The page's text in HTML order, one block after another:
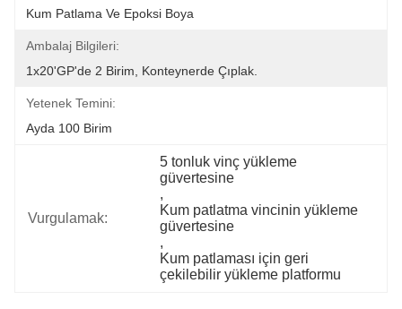
Kum Patlama Ve Epoksi Boya
Ambalaj Bilgileri:
1x20'GP'de 2 Birim, Konteynerde Çıplak.
Yetenek Temini:
Ayda 100 Birim
Vurgulamak:
5 tonluk vinç yükleme
güvertesine
,
Kum patlatma vincinin yükleme
güvertesine
,
Kum patlaması için geri
çekilebilir yükleme platformu